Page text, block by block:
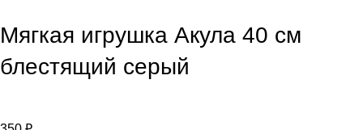
Мягкая игрушка Акула 40 см
блестящий серый